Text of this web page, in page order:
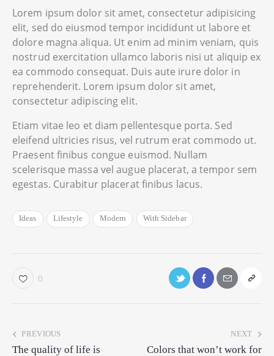
Lorem ipsum dolor sit amet, consectetur adipisicing
elit, sed do eiusmod tempor incididunt ut labore et
dolore magna aliqua. Ut enim ad minim veniam, quis
nostrud exercitation ullamco laboris nisi ut aliquip ex
ea commodo consequat. Duis aute irure dolor in
reprehenderit. Lorem ipsum dolor sit amet,
consectetur adipiscing elit.
Etiam vitae leo et diam pellentesque porta. Sed
eleifend ultricies risus, vel rutrum erat commodo ut.
Praesent finibus congue euismod. Nullam
scelerisque massa vel augue placerat, a tempor sem
egestas. Curabitur placerat finibus lacus.
Ideas Lifestyle Modern With Sidebar
0
PREVIOUS
The quality of life is
NEXT
Colors that won’t work for